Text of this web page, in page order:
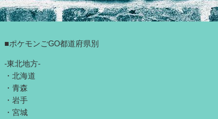
■ポケモンごGO都道府県別
-東北地方-
・ 北海道
・ 青森
・ 岩手
・ 宮城